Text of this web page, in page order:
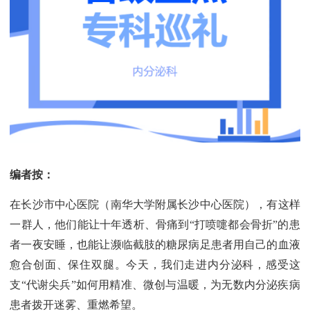
编者按：
在长沙市中心医院（南华大学附属长沙中心医院），有这样
一群人，他们能让十年透析、骨痛到“打喷嚏都会骨折”的患
者一夜安睡，也能让濒临截肢的糖尿病足患者用自己的血液
愈合创面、保住双腿。今天，我们走进内分泌科，感受这
支“代谢尖兵”如何用精准、微创与温暖，为无数内分泌疾病
患者拨开迷雾、重燃希望。